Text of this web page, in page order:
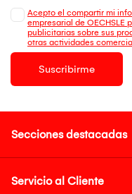
Acepto el compartir mi
empresarial de OECHSLE
publicitarias sobre sus
otras actividades
Suscribirme
Secciones destacadas
Servicio al Cliente